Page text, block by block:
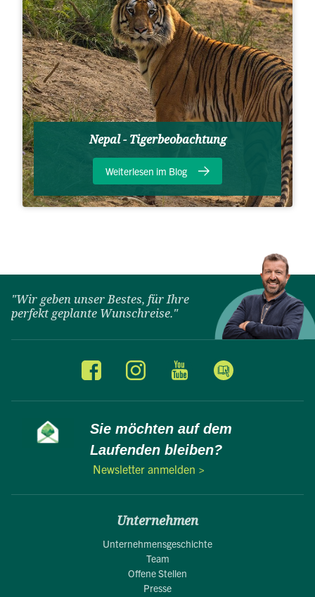
Nepal - Tigerbeobachtung
Weiterlesen im Blog
"Wir geben unser Bestes, für Ihre
perfekt geplante Wunschreise."
Sie möchten auf dem
Laufenden bleiben?
Newsletter anmelden >
Unternehmen
Unternehmensgeschichte
Team
Offene Stellen
Presse